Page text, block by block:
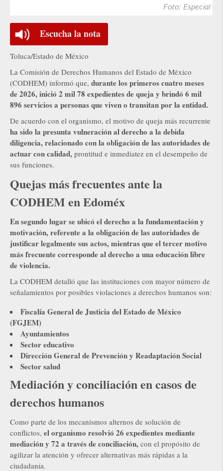
Foto: Especial
Escucha la nota
Toluca/Estado de México
La Comisión de Derechos Humanos del Estado de México
(CODHEM) informó que, durante los primeros cuatro meses
de 2026, inició 2 mil 78 expedientes de queja y brindó 6 mil
896 servicios a personas que viven o transitan por la entidad.
De acuerdo con el organismo, el motivo de queja más recurrente
ha sido la presunta vulneración al derecho a la debida
diligencia, relacionado con la obligación de las autoridades de
actuar con calidad, prontitud e inmediatez en el desempeño de
sus funciones.
Quejas más frecuentes ante la
CODHEM en Edoméx
En segundo lugar se ubicó el derecho a la fundamentación y
motivación, referente a la obligación de las autoridades de
justificar legalmente sus actos,mientras que el tercer motivo
más frecuente corresponde al derecho a una educación libre
de violencia.
La CODHEM detalló que las instituciones con mayor número de
señalamientos por posibles violaciones a derechos humanos son:
Fiscalía General de Justicia del Estado de México
(FGJEM)
Ayuntamientos
Sector educativo
Dirección General de Prevención y Readaptación Social
Sector salud
Mediación y conciliación en casos de
derechos humanos
Como parte de los mecanismos alternos de solución de
conflictos, el organismo resolvió 26 expedientes mediante
mediación y 72 a través de conciliación, con el propósito de
agilizar la atención y ofrecer alternativas más rápidas a la
ciudadanía.